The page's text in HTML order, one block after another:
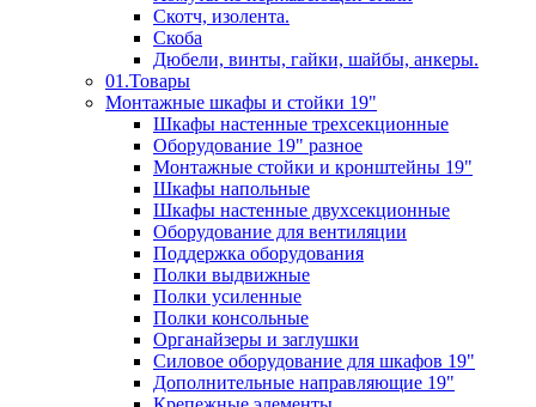
Скотч, изолента.
Скоба
Дюбели, винты, гайки, шайбы, анкеры.
01.Товары
Монтажные шкафы и стойки 19"
Шкафы настенные трехсекционные
Оборудование 19" разное
Монтажные стойки и кронштейны 19"
Шкафы напольные
Шкафы настенные двухсекционные
Оборудование для вентиляции
Поддержка оборудования
Полки выдвижные
Полки усиленные
Полки консольные
Органайзеры и заглушки
Силовое оборудование для шкафов 19"
Дополнительные направляющие 19"